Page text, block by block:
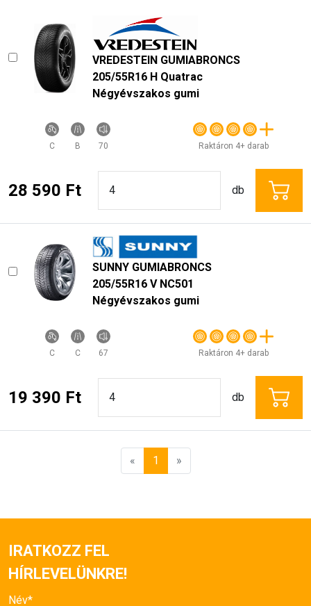
VREDESTEIN GUMIABRONCS
205/55R16 H Quatrac
Négyévszakos gumi
C B 70 Raktáron 4+ darab
28 590 Ft db
SUNNY GUMIABRONCS
205/55R16 V NC501
Négyévszakos gumi
C C 67 Raktáron 4+ darab
19 390 Ft db
« 1 »
IRATKOZZ FEL
HÍRLEVELÜNKRE!